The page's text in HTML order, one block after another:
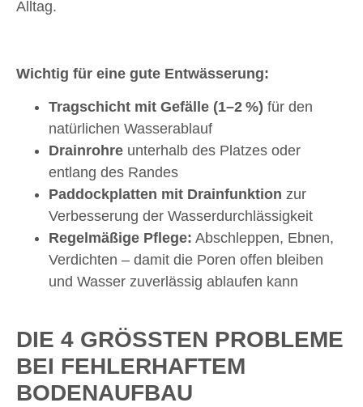
Alltag.
Wichtig für eine gute Entwässerung:
Tragschicht mit Gefälle (1–2 %) für den
natürlichen Wasserablauf
Drainrohre unterhalb des Platzes oder
entlang des Randes
Paddockplatten mit Drainfunktion zur
Verbesserung der Wasserdurchlässigkeit
Regelmäßige Pflege: Abschleppen, Ebnen,
Verdichten – damit die Poren offen bleiben
und Wasser zuverlässig ablaufen kann
DIE 4 GRÖSSTEN PROBLEME B
EI FEHLERHAFTEM B
ODENAUFBAU